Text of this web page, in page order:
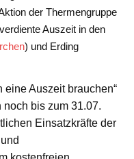
der Thermengruppe
Auszeit in den
) und Erding
eine Auszeit brauchen“
noch bis zum 31.07.
Einsatzkräfte der